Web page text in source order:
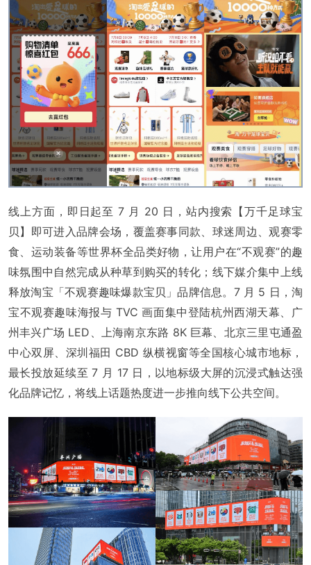
线上方面，即日起至 7 月 20 日，站内搜索【万千足球宝
贝】即可进入品牌会场，覆盖赛事同款、球迷周边、观赛零
食、运动装备等世界杯全品类好物，让用户在“不观赛”的趣
味氛围中自然完成从种草到购买的转化；线下媒介集中上线
释放淘宝「不观赛趣味爆款宝贝」品牌信息。7 月 5 日，淘
宝不观赛趣味海报与 TVC 画面集中登陆杭州西湖天幕、广
州丰兴广场 LED、上海南京东路 8K 巨幕、北京三里屯通盈
中心双屏、深圳福田 CBD 纵横视窗等全国核心城市地标，
最长投放延续至 7 月 17 日，以地标级大屏的沉浸式触达强
化品牌记忆，将线上话题热度进一步推向线下公共空间。